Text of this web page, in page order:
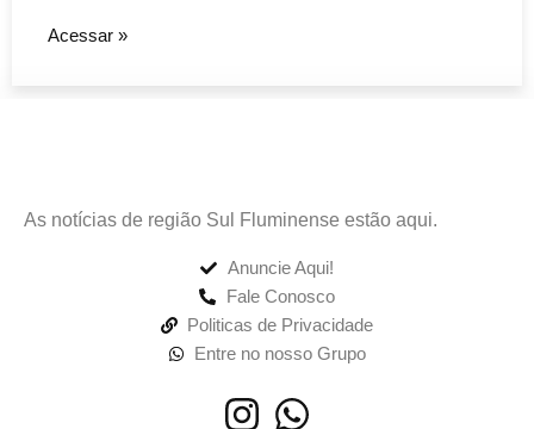
Acessar »
As notícias de região Sul Fluminense estão aqui.
Anuncie Aqui!
Fale Conosco
Politicas de Privacidade
Entre no nosso Grupo